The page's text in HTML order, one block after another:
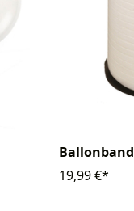
Ballonband
19,99 €*